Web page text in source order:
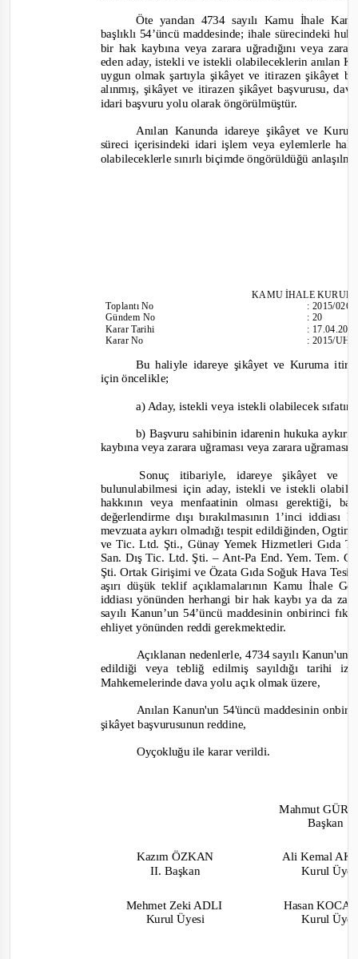
Öte yandan 4734 sayılı Kamu İhale
başlıklı 54’üncü maddesinde; ihale sürecindeki
bir hak kaybına veya zarara uğradığını veya
eden aday, istekli ve istekli olabileceklerin anılan
uygun olmak şartıyla şikâyet ve itirazen şikâyet
alınmış, şikâyet ve itirazen şikâyet başvurusu,
idari başvuru yolu olarak öngörülmüştür.
Anılan Kanunda idareye şikâyet ve
süreci içerisindeki idari işlem veya eylemlerle
olabileceklerle sınırlı biçimde öngörüldüğü
KAMU İHALE
ToplantıNo
Gündem No
Karar Tarihi
Karar No
:2015/026
:20
:
:2015/
Bu haliyle idareye şikâyet ve Kuruma
için öncelikle;
a) Aday, istekli veya istekli olabilecek
b) Başvuru sahibinin idarenin hukuka
kaybına veya zarara uğraması veya zarara
Sonuç itibariyle, idareye şikâyet ve
bulunulabilmesi için aday, istekli ve istekli
hakkının veya menfaatinin olması gerektiği,
değerlendirme dışı bırakılmasının 1’inci iddiası
mevzuata aykırı olmadığı tespit edildiğinden,
ve Tic. Ltd. Şti., Günay Yemek Hizmetleri Gıda
San. Dış Tic. Ltd. Şti. –Ant-Pa End. Yem. Tem.
Şti. Ortak Girişimi ve Özata Gıda Soğuk Hava
aşırı düşük teklif açıklamalarının Kamu İhale
iddiası yönünden herhangi bir hak kaybı ya da
sayılı Kanun’un 54’üncü maddesinin onbirinci
ehliyet yönünden reddi gerekmektedir.
Açıklanan nedenlerle, 4734 sayılı
edildiği veya tebliğ edilmiş sayıldığı tarihi
Mahkemelerinde dava yolu açık olmak üzere,
Anılan Kanun'un 54'üncü maddesinin
şikâyet başvurusunun reddine,
Oyçokluğu ile karar verildi.
Mahmut
Başkan
Kazım ÖZKAN
II. Başkan
Ali Kemal
Kurul
Mehmet Zeki ADLI
Hasan
Kurul
Kurul Üyesi